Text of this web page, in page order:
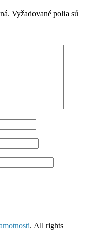
Vyžadované polia sú
. All rights